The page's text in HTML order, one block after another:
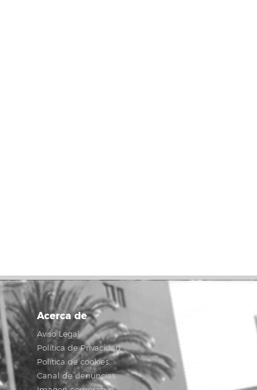
Acerca de
Aviso Legal
Política de Privacidad
Política de cookies
Canal de denuncias